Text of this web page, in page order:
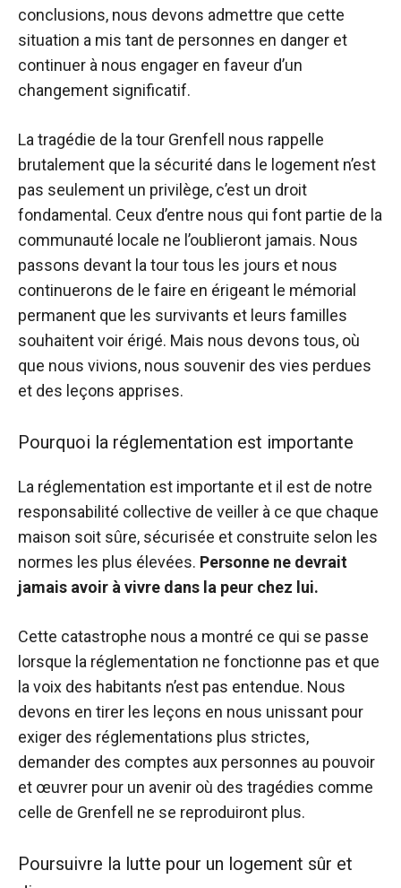
conclusions, nous devons admettre que cette
situation a mis tant de personnes en danger et
continuer à nous engager en faveur d’un
changement significatif.
La tragédie de la tour Grenfell nous rappelle
brutalement que la sécurité dans le logement n’est
pas seulement un privilège, c’est un droit
fondamental. Ceux d’entre nous qui font partie de la
communauté locale ne l’oublieront jamais. Nous
passons devant la tour tous les jours et nous
continuerons de le faire en érigeant le mémorial
permanent que les survivants et leurs familles
souhaitent voir érigé. Mais nous devons tous, où
que nous vivions, nous souvenir des vies perdues
et des leçons apprises.
Pourquoi la réglementation est importante
La réglementation est importante et il est de notre
responsabilité collective de veiller à ce que chaque
maison soit sûre, sécurisée et construite selon les
normes les plus élevées. Personne ne devrait
jamais avoir à vivre dans la peur chez lui.
Cette catastrophe nous a montré ce qui se passe
lorsque la réglementation ne fonctionne pas et que
la voix des habitants n’est pas entendue. Nous
devons en tirer les leçons en nous unissant pour
exiger des réglementations plus strictes,
demander des comptes aux personnes au pouvoir
et œuvrer pour un avenir où des tragédies comme
celle de Grenfell ne se reproduiront plus.
Poursuivre la lutte pour un logement sûr et